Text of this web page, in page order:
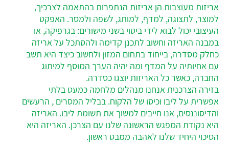
‎אריזות מעוצבות הן אריזות הנתפרות בהתאמה לצרכיך,
למוצר, לתצוגה, למדף, למותג, לשפה ולמסר. האפקט
העיצובי יכול לבוא לידי ביטוי בשני מישורים: בגרפיקה, או
במבנה האריזה וחשוב לתכנן קדימה ולהסתכל על אריזה
כחלק מסדרה, בייחוד בתחום המזון ולחשוב כיצד היא תשב
עם אחיותיה על המדף ומה יהיה הערך המוסף למיתוג
החברה, כאשר כל האריזות יוצגו כסדרה.
‎בזירה הצרכנית אנחנו מנהלים מלחמה כמעט בלתי
אפשרית על ליבו וכיסו של הלקוח. בבליל המסרים , הרעשים
והדיסוננסים, אנו חייבים למשוך את תשומת ליבו. האריזה
היא נקודת המפגש הראשונה שלנו עם הצרכן. האריזה היא
הסיכוי היחיד שלנו לאהבה ממבט ראשון.